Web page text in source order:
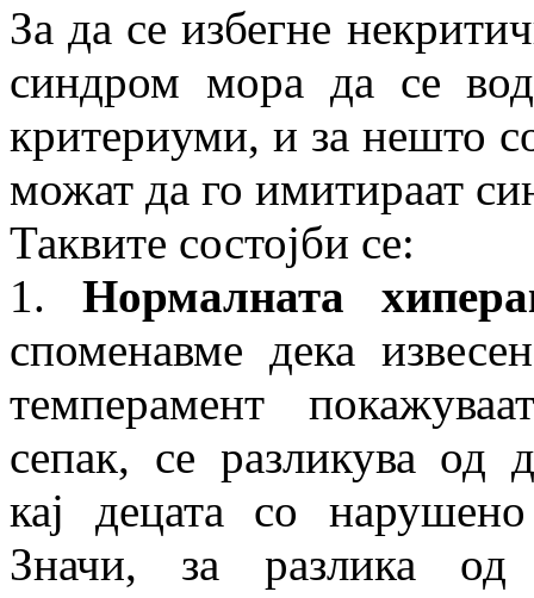
За да се избегне
синдром мора да се
критериуми, и за нешто
можат да го имитираат
Таквите состојби се:
1.Нормалната
споменавме дека
темперамент
сепак, се разликува од
кај децата со
Значи, за разлика